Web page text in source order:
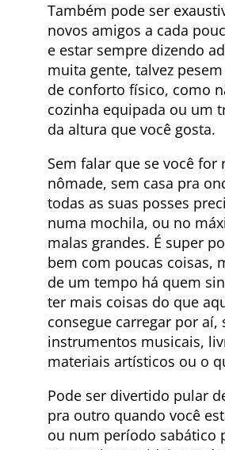
Também pode ser
novos amigos a cada
e estar sempre dizendo
muita gente, talvez
de conforto físico, como
cozinha equipada ou um
da altura que você gosta.
Sem falar que se você for
nômade, sem casa pra
todas as suas posses
numa mochila, ou no
malas grandes. É super
bem com poucas coisas,
de um tempo há quem
ter mais coisas do que
consegue carregar por aí,
instrumentos musicais,
materiais artísticos ou o
Pode ser divertido pular
pra outro quando você
ou num período sabático